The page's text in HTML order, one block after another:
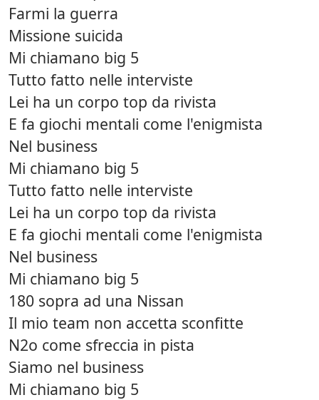
Farmi la guerra
Missione suicida
Mi chiamano big 5
Tutto fatto nelle interviste
Lei ha un corpo top da rivista
E fa giochi mentali come l'enigmista
Nel business
Mi chiamano big 5
Tutto fatto nelle interviste
Lei ha un corpo top da rivista
E fa giochi mentali come l'enigmista
Nel business
Mi chiamano big 5
180 sopra ad una Nissan
Il mio team non accetta sconfitte
N2o come sfreccia in pista
Siamo nel business
Mi chiamano big 5